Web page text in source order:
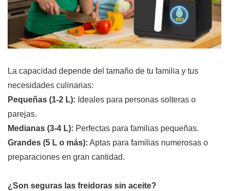
La capacidad depende del tamaño de tu familia y tus
necesidades culinarias:
Pequeñas (1-2 L): Ideales para personas solteras o
parejas.
Medianas (3-4 L): Perfectas para familias pequeñas.
Grandes (5 L o más): Aptas para familias numerosas o
preparaciones en gran cantidad.
¿Son seguras las freidoras sin aceite?